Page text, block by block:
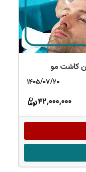
کاشت مو
1405/07/20
42,000,000